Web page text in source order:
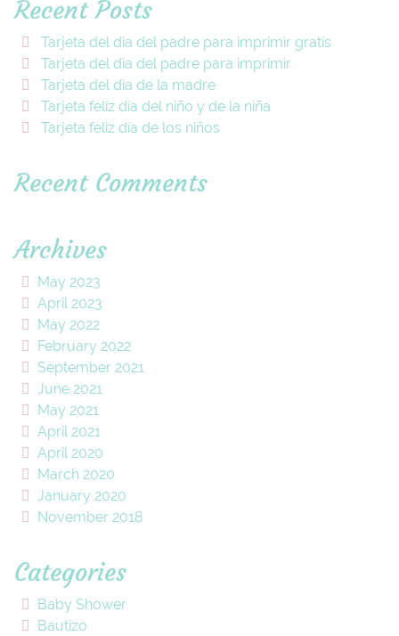
Recent Posts
Tarjeta del día del padre para imprimir gratis
Tarjeta del día del padre para imprimir
Tarjeta del día de la madre
Tarjeta feliz día del niño y de la niña
Tarjeta feliz día de los niños
Recent Comments
Archives
May 2023
April 2023
May 2022
February 2022
September 2021
June 2021
May 2021
April 2021
April 2020
March 2020
January 2020
November 2018
Categories
Baby Shower
Bautizo